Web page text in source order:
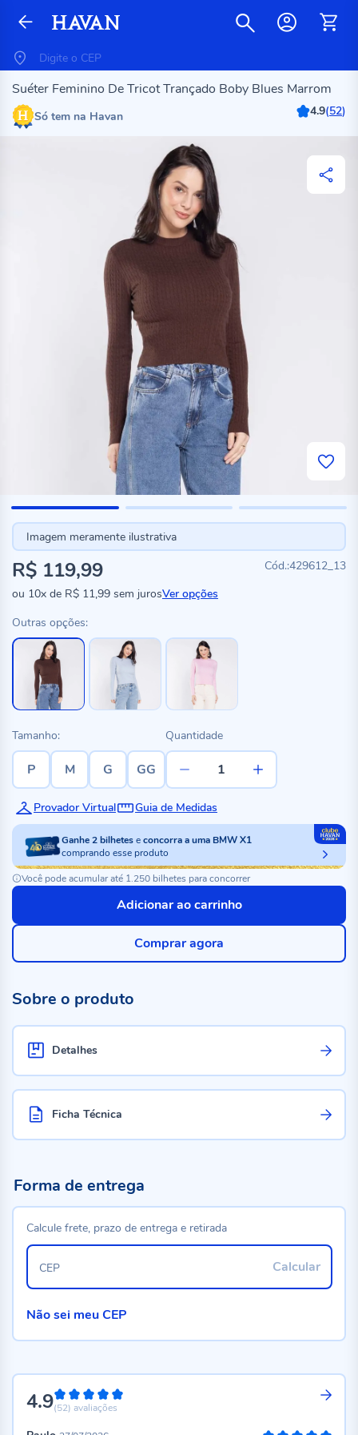
Suéter Feminino De Tricot Trançado Boby Blues Marrom
Só tem na Havan 4.9(52)
Imagem meramente ilustrativa
429612_13
R$ 119,99
ou 10x de R$ 11,99 sem jurosVer opções
Outras opções:
Tamanho:
P M G GG
Quantidade
Provador Virtual Guia de Medidas
Ganhe2bilheteseconcorra a uma BMW X1
comprando esse produto
Você pode acumular até 1.250 bilhetes para concorrer
Adicionar ao carrinho
Comprar agora
Sobre o produto
Detalhes
Ficha Técnica
4.998%
(52) avaliações
Forma de entrega
Calcule frete, prazo de entrega e retirada
Calcular
CEP
Não sei meu CEP